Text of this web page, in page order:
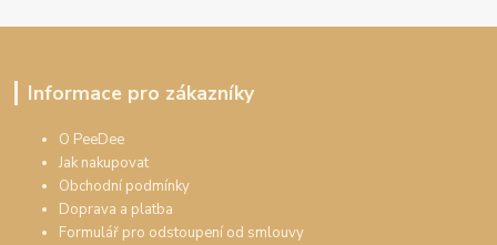
Informace pro zákazníky
O PeeDee
Jak nakupovat
Obchodní podmínky
Doprava a platba
Formulář pro odstoupení od smlouvy